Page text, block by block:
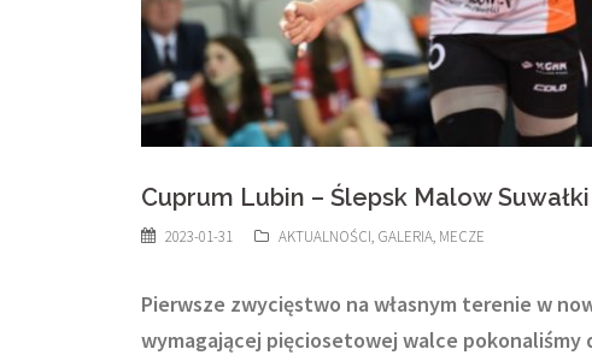
Cuprum Lubin – Ślepsk Malow
2023-01-31 AKTUALNOŚCI, GALERIA, MECZE
Pierwsze zwycięstwo na własnym terenie w
wymagającej pięciosetowej walce pokonaliśmy